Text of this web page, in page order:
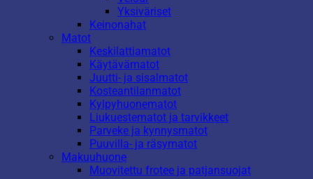
Yksiväriset
Keinonahat
Matot
Keskilattiamatot
Käytävämatot
Juutti- ja sisalmatot
Kosteantilanmatot
Kylpyhuonematot
Liukuestematot ja tarvikkeet
Parveke ja kynnysmatot
Puuvilla- ja räsymatot
Makuuhuone
Muovitettu frotee ja patjansuojat